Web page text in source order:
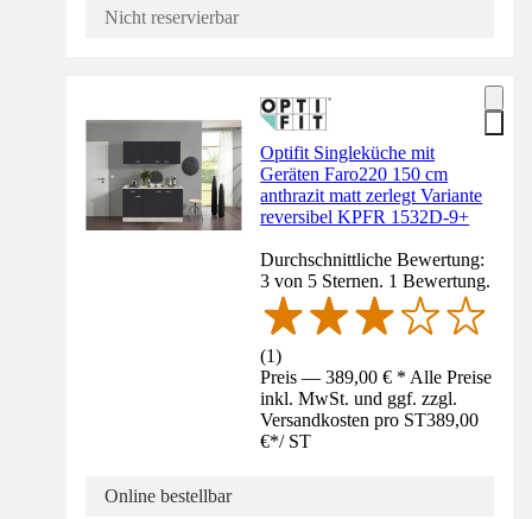
Nicht reservierbar
Optifit Singleküche mit
Geräten Faro220 150 cm
anthrazit matt zerlegt Variante
reversibel KPFR 1532D-9+
Durchschnittliche Bewertung:
3 von 5 Sternen. 1 Bewertung.
(1)
Preis — 389,00 € * Alle Preise
inkl. MwSt. und ggf. zzgl.
Versandkosten pro ST389,00
€*/ ST
Online bestellbar